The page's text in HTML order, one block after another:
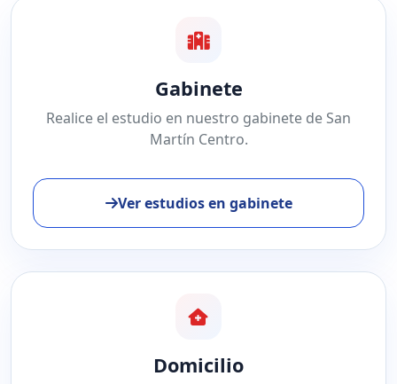
Gabinete
Realice el estudio en nuestro gabinete de San
Martín Centro.
Ver estudios en gabinete
Domicilio